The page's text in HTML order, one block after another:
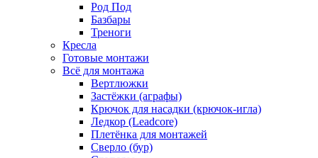
Род Под
Базбары
Треноги
Кресла
Готовые монтажи
Всё для монтажа
Вертлюжки
Застёжки (аграфы)
Крючок для насадки (крючок-игла)
Ледкор (Leadcore)
Плетёнка для монтажей
Сверло (бур)